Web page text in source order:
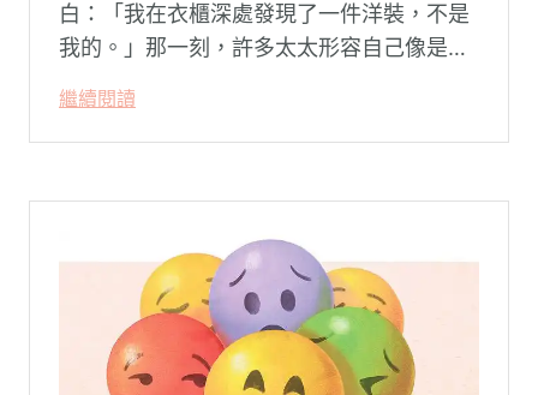
白：「我在衣櫃深處發現了一件洋裝，不是
我的。」那一刻，許多太太形容自己像是踩
陌生。
繼續閱讀